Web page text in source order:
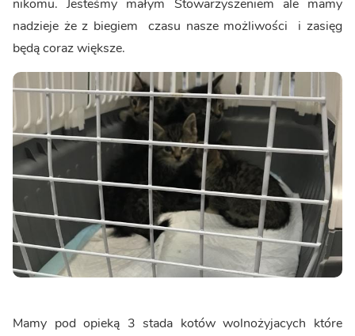
nikomu. Jesteśmy małym Stowarzyszeniem ale mamy
nadzieje że z biegiem czasu nasze możliwości i zasięg
będą coraz większe.
Mamy pod opieką 3 stada kotów wolnożyjacych które